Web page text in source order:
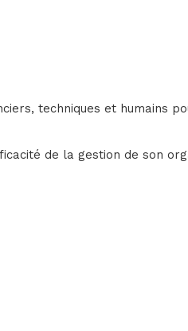
techniques et humains
de la gestion de son